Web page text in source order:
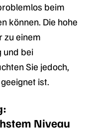
beim
können. Die hohe
zu einem
und bei
Sie jedoch,
ist.
Niveau